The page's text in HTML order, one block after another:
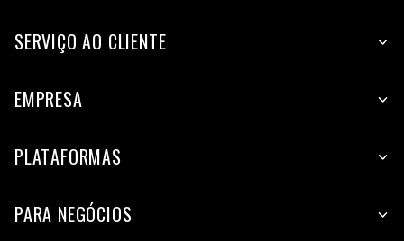
SERVIÇO AO CLIENTE
EMPRESA
PLATAFORMAS
PARA NEGÓCIOS